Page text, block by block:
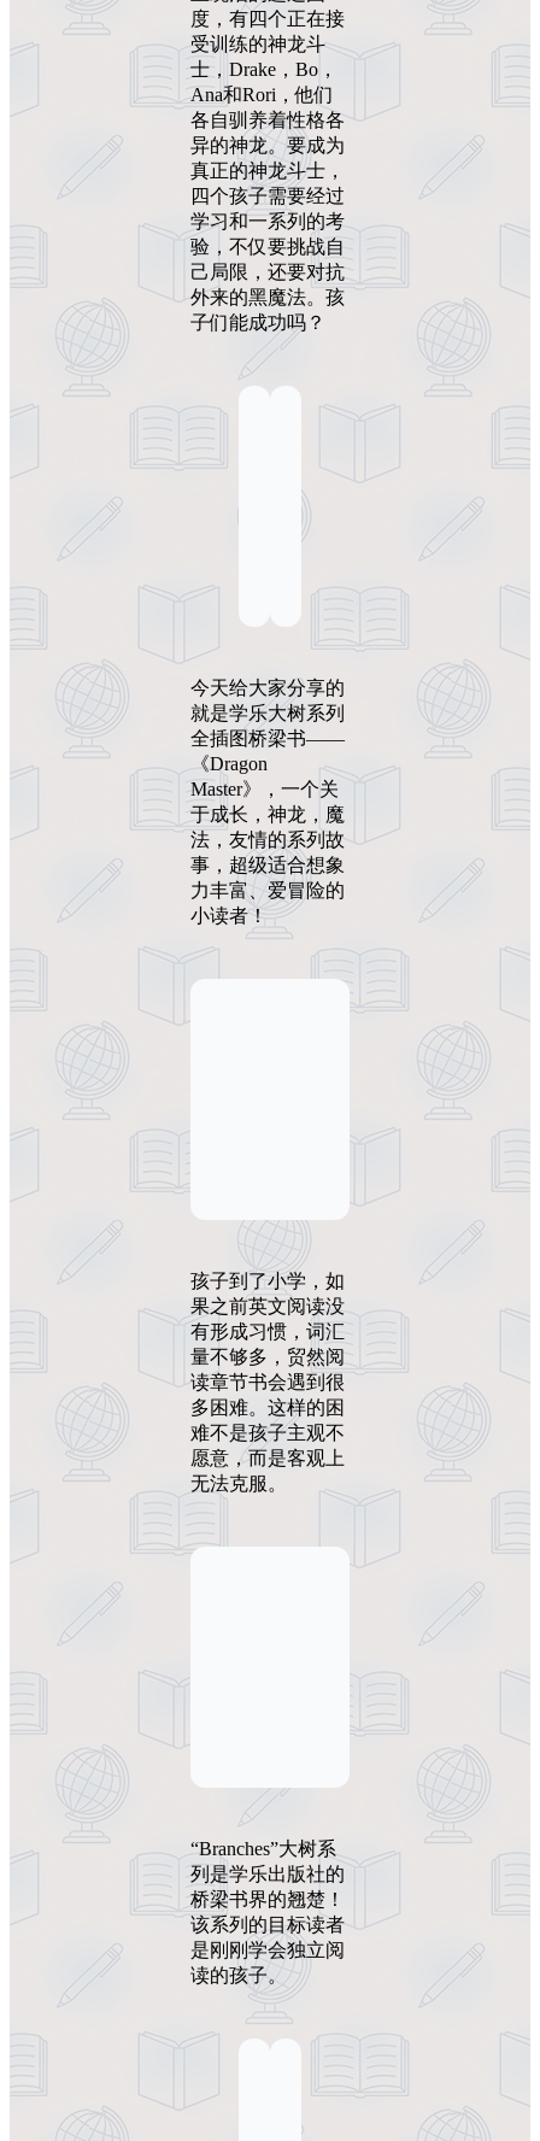
度，有四个正在接
受训练的神龙斗
士，Drake，Bo，
Ana和Rori，他们
各自驯养着性格各
异的神龙。要成为
真正的神龙斗士，
四个孩子需要经过
学习和一系列的考
验，不仅要挑战自
己局限，还要对抗
外来的黑魔法。孩
子们能成功吗？
今天给大家分享的
就是学乐大树系列
全插图桥梁书——
《Dragon
Master》，一个关
于成长，神龙，魔
法，友情的系列故
事，超级适合想象
力丰富、爱冒险的
小读者！
孩子到了小学，如
果之前英文阅读没
有形成习惯，词汇
量不够多，贸然阅
读章节书会遇到很
多困难。这样的困
难不是孩子主观不
愿意，而是客观上
无法克服。
“Branches”大树系
列是学乐出版社的
桥梁书界的翘楚！
该系列的目标读者
是刚刚学会独立阅
读的孩子。